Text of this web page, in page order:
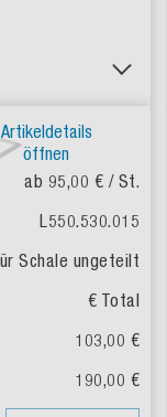
Artikeldetails
öffnen
ab 95,00 € / St.
L550.530.015
Schale ungeteilt
€ Total
103,00 €
190,00 €